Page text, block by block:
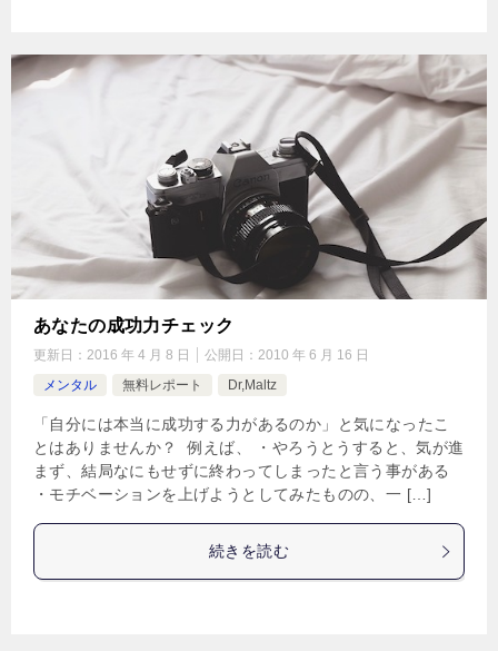
あなたの成功力チェック
更新日： 2016 年 4 月 8 日 公開日： 2010 年 6 月 16 日
メンタル
無料レポート Dr,Maltz
「自分には本当に成功する力があるのか」と気になったこ
とはありませんか？ 例えば、 ・やろうとうすると、気が進
まず、結局なにもせずに終わってしまったと言う事がある
・モチベーションを上げようとしてみたものの、一 […]
続きを読む